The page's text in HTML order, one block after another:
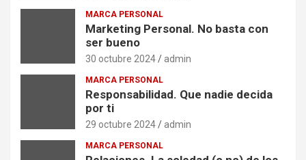
MARCA PERSONAL
Marketing Personal. No basta con
ser bueno
30 octubre 2024 admin
MARCA PERSONAL
Responsabilidad. Que nadie decida
por ti
29 octubre 2024 admin
MARCA PERSONAL